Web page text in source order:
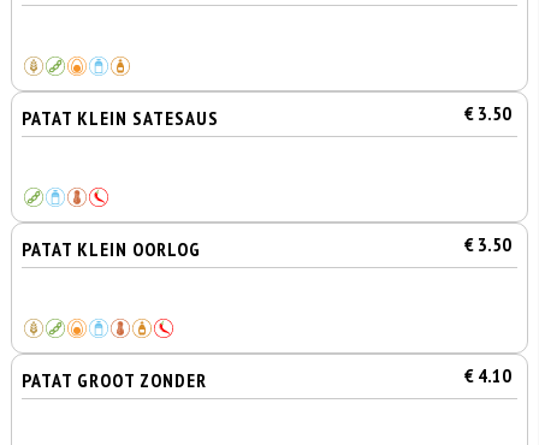
PATAT KLEIN SATESAUS € 3.50
PATAT KLEIN OORLOG € 3.50
PATAT GROOT ZONDER € 4.10